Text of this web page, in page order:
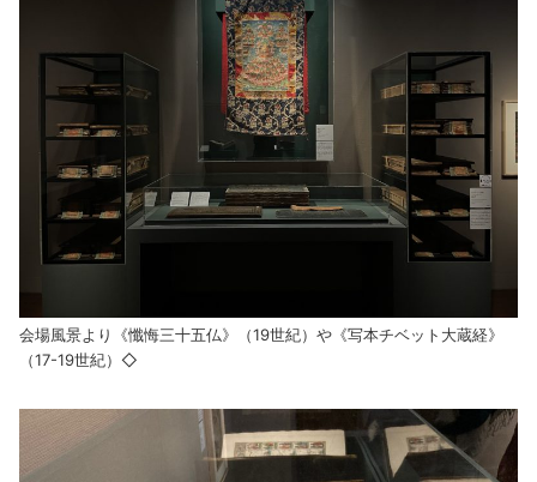
会場風景より《懺悔三十五仏》（19世紀）や《写本チベット大蔵経》
（17-19世紀）◇